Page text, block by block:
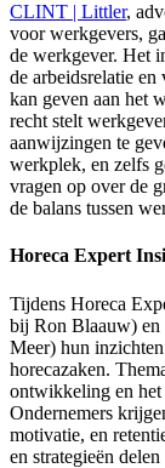
CLINT | Littler,
voor werkgevers,
de werkgever. Het
de arbeidsrelatie
kan geven aan het
recht stelt
aanwijzingen te
werkplek, en zelfs
vragen op over de
de balans tussen
Horeca Expert
Tijdens Horeca
bij Ron Blaauw) en
Meer) hun
horecazaken.
ontwikkeling en het
Ondernemers
motivatie, en
en strategieën